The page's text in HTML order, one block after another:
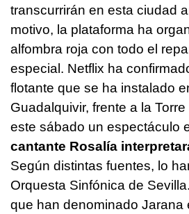
transcurrirán en esta ciudad
motivo, la plataforma ha
alfombra roja con todo el
especial. Netflix ha
flotante que se ha instalado
Guadalquivir, frente a la
este sábado un espectáculo
cantante Rosalía
Según distintas fuentes, lo
Orquesta Sinfónica de
que han denominado Jarana